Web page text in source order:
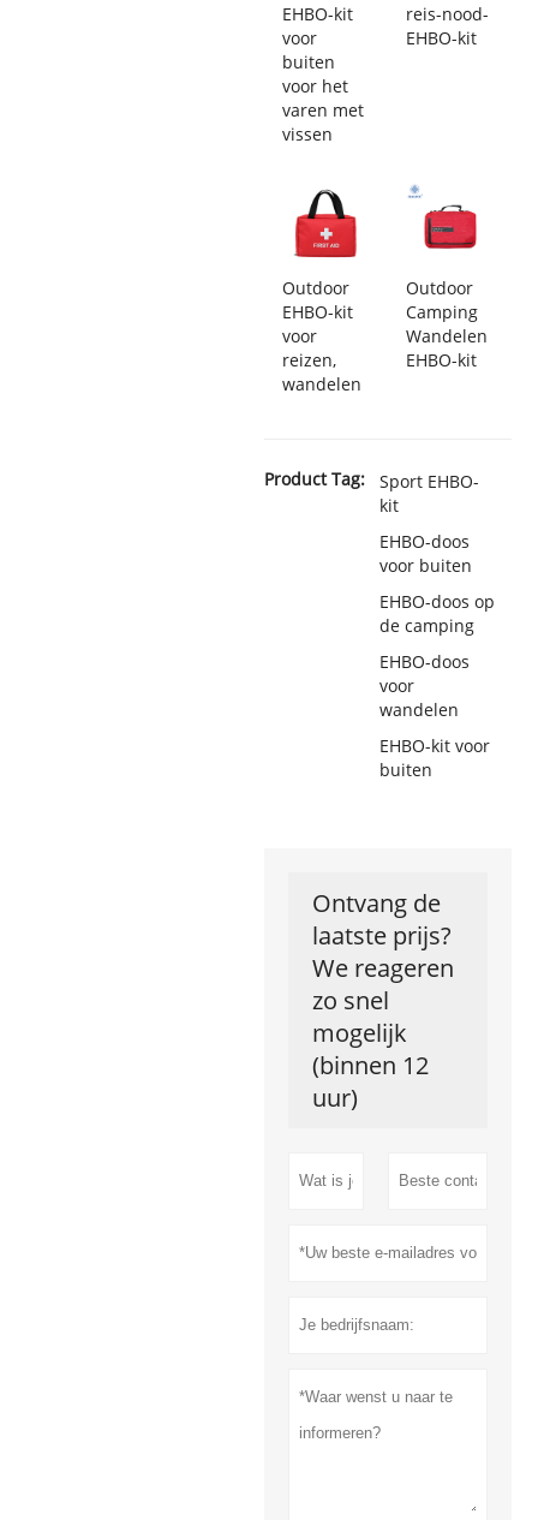
EHBO-kit
voor
buiten
voor het
varen met
vissen
reis-nood-
EHBO-kit
Outdoor
EHBO-kit
voor
reizen,
wandelen
Outdoor
Camping
Wandelen
EHBO-kit
Product Tag:
Sport EHBO-
kit
EHBO-doos
voor buiten
EHBO-doos op
de camping
EHBO-doos
voor
wandelen
EHBO-kit voor
buiten
Ontvang de
laatste prijs?
We reageren
zo snel
mogelijk
(binnen 12
uur)